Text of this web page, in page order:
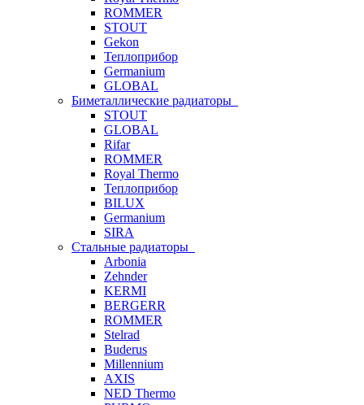
ROMMER
STOUT
Gekon
Теплоприбор
Germanium
GLOBAL
Биметаллические радиаторы
STOUT
GLOBAL
Rifar
ROMMER
Royal Thermo
Теплоприбор
BILUX
Germanium
SIRA
Стальные радиаторы
Arbonia
Zehnder
KERMI
BERGERR
ROMMER
Stelrad
Buderus
Millennium
AXIS
NED Thermo